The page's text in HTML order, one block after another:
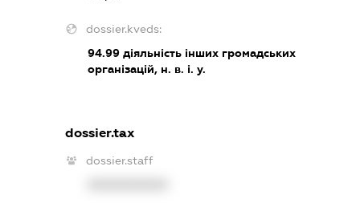
dossier.kveds:
94.99діяльність інших громадських
організацій, н. в. і. у.
dossier.tax
dossier.staff